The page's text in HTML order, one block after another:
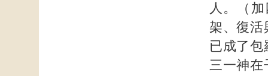
人。（
架、復活
已成了
三一神在